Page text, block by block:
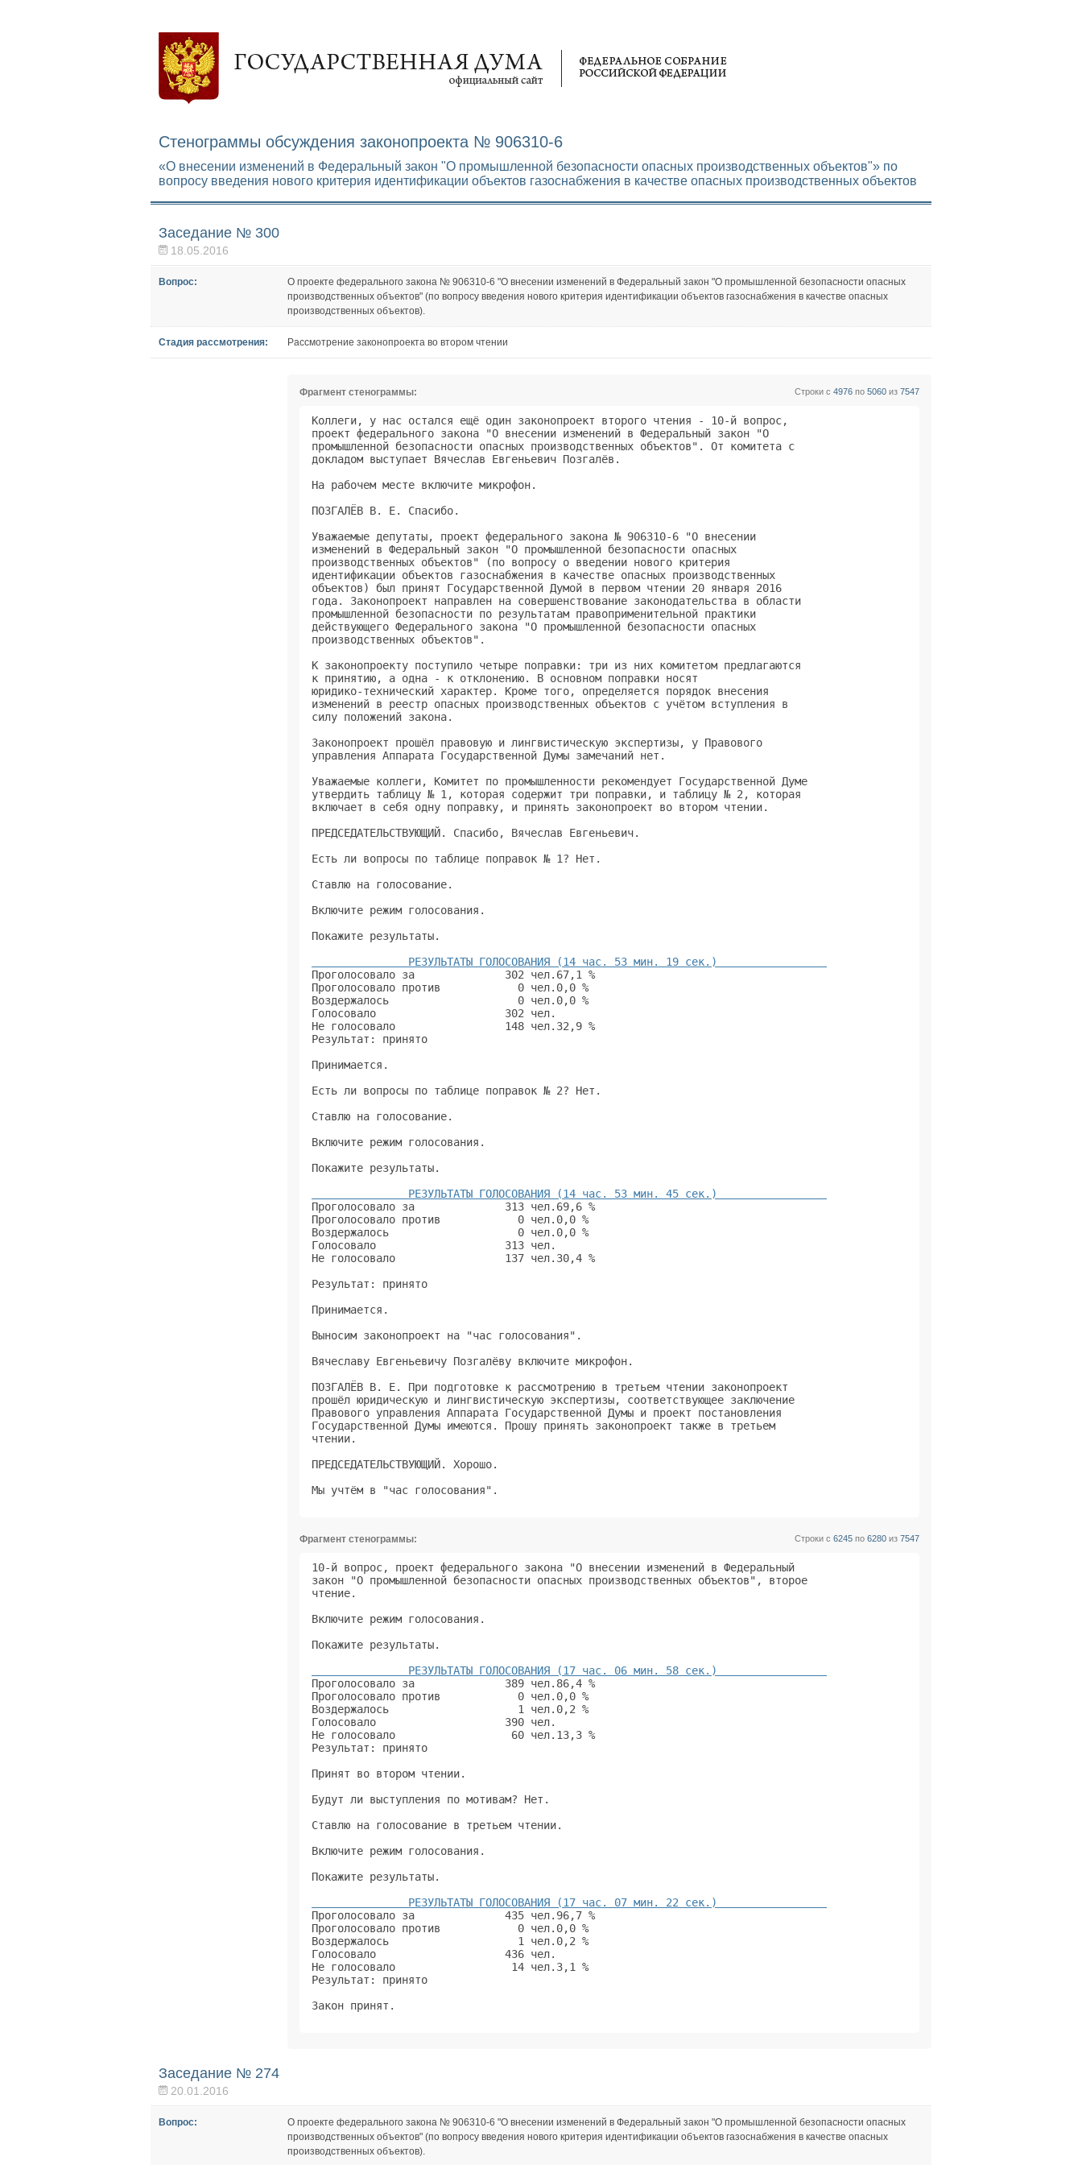
Стенограммы обсуждения законопроекта № 906310-6
«О внесении изменений в Федеральный закон "О промышленной безопасности опасных производственных объектов"» по
вопросу введения нового критерия идентификации объектов газоснабжения в качестве опасных производственных объектов
Заседание № 300
18.05.2016
Вопрос:
О проекте федерального закона № 906310-6 "О внесении изменений в Федеральный закон "О промышленной безопасности опасных
производственных объектов" (по вопросу введения нового критерия идентификации объектов газоснабжения в качестве опасных
производственных объектов).
Стадия рассмотрения: Рассмотрение законопроекта во втором чтении
Фрагмент стенограммы: Строки с 4976 по 5060 из 7547
Коллеги, у нас остался ещё один законопроект второго чтения - 10-й вопрос,
проект федерального закона "О внесении изменений в Федеральный закон "О
промышленной безопасности опасных производственных объектов". От комитета с
докладом выступает Вячеслав Евгеньевич Позгалёв.
На рабочем месте включите микрофон.
ПОЗГАЛЁВ В. Е. Спасибо.
Уважаемые депутаты, проект федерального закона № 906310-6 "О внесении
изменений в Федеральный закон "О промышленной безопасности опасных
производственных объектов" (по вопросу о введении нового критерия
идентификации объектов газоснабжения в качестве опасных производственных
объектов) был принят Государственной Думой в первом чтении 20 января 2016
года. Законопроект направлен на совершенствование законодательства в области
промышленной безопасности по результатам правоприменительной практики
действующего Федерального закона "О промышленной безопасности опасных
производственных объектов".
К законопроекту поступило четыре поправки: три из них комитетом предлагаются
к принятию, а одна - к отклонению. В основном поправки носят
юридико-технический характер. Кроме того, определяется порядок внесения
изменений в реестр опасных производственных объектов с учётом вступления в
силу положений закона.
Законопроект прошёл правовую и лингвистическую экспертизы, у Правового
управления Аппарата Государственной Думы замечаний нет.
Уважаемые коллеги, Комитет по промышленности рекомендует Государственной Думе
утвердить таблицу № 1, которая содержит три поправки, и таблицу № 2, которая
включает в себя одну поправку, и принять законопроект во втором чтении.
ПРЕДСЕДАТЕЛЬСТВУЮЩИЙ. Спасибо, Вячеслав Евгеньевич.
Есть ли вопросы по таблице поправок № 1? Нет.
Ставлю на голосование.
Включите режим голосования.
Покажите результаты.
               РЕЗУЛЬТАТЫ ГОЛОСОВАНИЯ (14 час. 53 мин. 19 сек.)
Проголосовало за              302 чел.67,1 %
Проголосовало против            0 чел.0,0 %
Воздержалось                    0 чел.0,0 %
Голосовало                    302 чел.
Не голосовало                 148 чел.32,9 %
Результат: принято
Принимается.
Есть ли вопросы по таблице поправок № 2? Нет.
Ставлю на голосование.
Включите режим голосования.
Покажите результаты.
               РЕЗУЛЬТАТЫ ГОЛОСОВАНИЯ (14 час. 53 мин. 45 сек.)
Проголосовало за              313 чел.69,6 %
Проголосовало против            0 чел.0,0 %
Воздержалось                    0 чел.0,0 %
Голосовало                    313 чел.
Не голосовало                 137 чел.30,4 %
Результат: принято
Принимается.
Выносим законопроект на "час голосования".
Вячеславу Евгеньевичу Позгалёву включите микрофон.
ПОЗГАЛЁВ В. Е. При подготовке к рассмотрению в третьем чтении законопроект
прошёл юридическую и лингвистическую экспертизы, соответствующее заключение
Правового управления Аппарата Государственной Думы и проект постановления
Государственной Думы имеются. Прошу принять законопроект также в третьем
чтении.
ПРЕДСЕДАТЕЛЬСТВУЮЩИЙ. Хорошо.
Мы учтём в "час голосования".
Фрагмент стенограммы: Строки с 6245 по 6280 из 7547
10-й вопрос, проект федерального закона "О внесении изменений в Федеральный
закон "О промышленной безопасности опасных производственных объектов", второе
чтение.
Включите режим голосования.
Покажите результаты.
               РЕЗУЛЬТАТЫ ГОЛОСОВАНИЯ (17 час. 06 мин. 58 сек.)
Проголосовало за              389 чел.86,4 %
Проголосовало против            0 чел.0,0 %
Воздержалось                    1 чел.0,2 %
Голосовало                    390 чел.
Не голосовало                  60 чел.13,3 %
Результат: принято
Принят во втором чтении.
Будут ли выступления по мотивам? Нет.
Ставлю на голосование в третьем чтении.
Включите режим голосования.
Покажите результаты.
               РЕЗУЛЬТАТЫ ГОЛОСОВАНИЯ (17 час. 07 мин. 22 сек.)
Проголосовало за              435 чел.96,7 %
Проголосовало против            0 чел.0,0 %
Воздержалось                    1 чел.0,2 %
Голосовало                    436 чел.
Не голосовало                  14 чел.3,1 %
Результат: принято
Закон принят.
Заседание № 274
20.01.2016
Вопрос:
О проекте федерального закона № 906310-6 "О внесении изменений в Федеральный закон "О промышленной безопасности опасных
производственных объектов" (по вопросу введения нового критерия идентификации объектов газоснабжения в качестве опасных
производственных объектов).